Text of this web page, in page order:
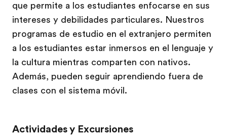
que permite a los estudiantes enfocarse en sus
intereses y debilidades particulares. Nuestros
programas de estudio en el extranjero permiten
a los estudiantes estar inmersos en el lenguaje y
la cultura mientras comparten con nativos.
Además, pueden seguir aprendiendo fuera de
clases con el sistema móvil.
Actividades y Excursiones